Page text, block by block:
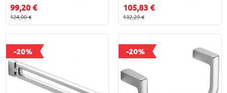
99,20 €
124,00 €
105,83 €
132,29 €
-20% -20%